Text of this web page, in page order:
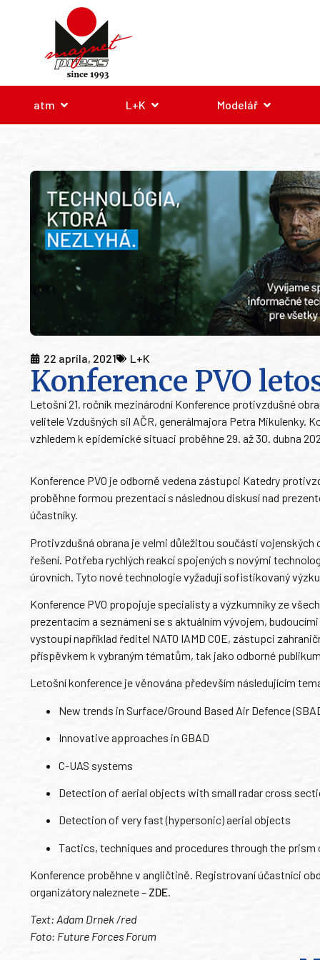
atm L+K Modelář
22 apríla, 2021 L+K
Konference PVO
Letošní 21. ročník mezinárodní Konference protivzdušné
velitele Vzdušných sil AČR, generálmajora Petra Mikulenky.
vzhledem k epidemické situaci proběhne 29. až 30. dubna
Konference PVO je odborně vedena zástupci Katedry
proběhne formou prezentací s následnou diskusí nad
účastníky.
Protivzdušná obrana je velmi důležitou součástí vojenských
řešení. Potřeba rychlých reakcí spojených s novými
úrovních. Tyto nové technologie vyžadují sofistikovaný
Konference PVO propojuje specialisty a výzkumníky ze
prezentacím a seznámení se s aktuálním vývojem,
vystoupí například ředitel NATO IAMD COE, zástupci
příspěvkem k vybraným tématům, tak jako odborné
Letošní konference je věnována především následujícím
New trends in Surface/Ground Based Air Defence
Innovative approaches in GBAD
C-UAS systems
Detection of aerial objects with small radar cross
Detection of very fast (hypersonic) aerial objects
Tactics, techniques and procedures through the
Konference proběhne v angličtině. Registrovaní účastníci
organizátory naleznete – ZDE.
Text: Adam Drnek /red
Foto: Future Forces Forum